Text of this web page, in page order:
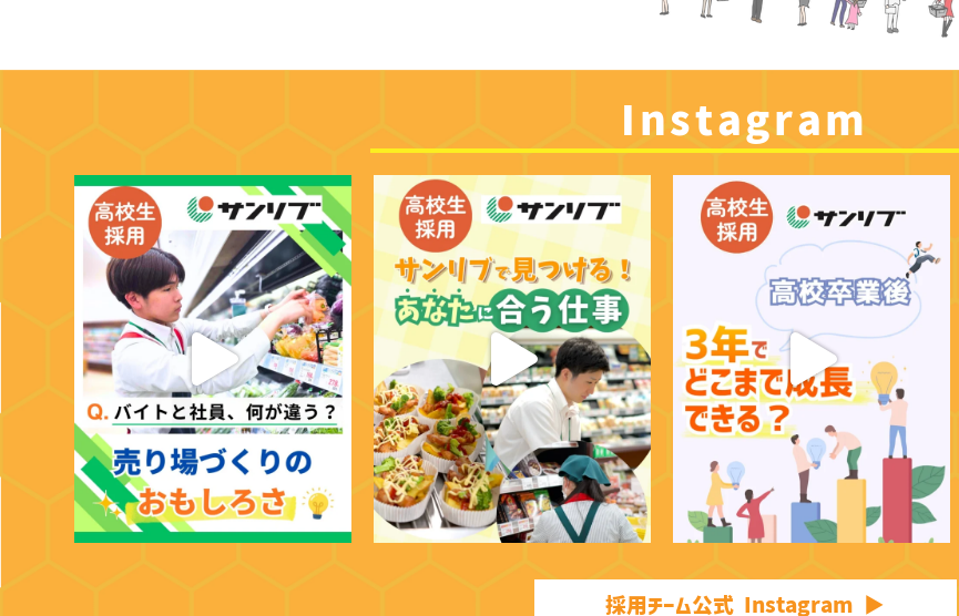
Instagram
採用チーム公式 Instagram ▶︎